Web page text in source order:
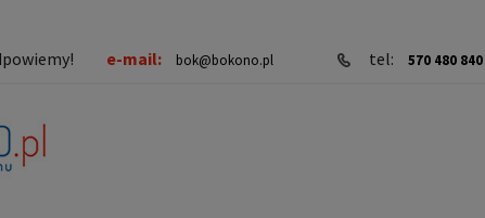
e-mail: bok@bokono.pl tel: 570 480 840